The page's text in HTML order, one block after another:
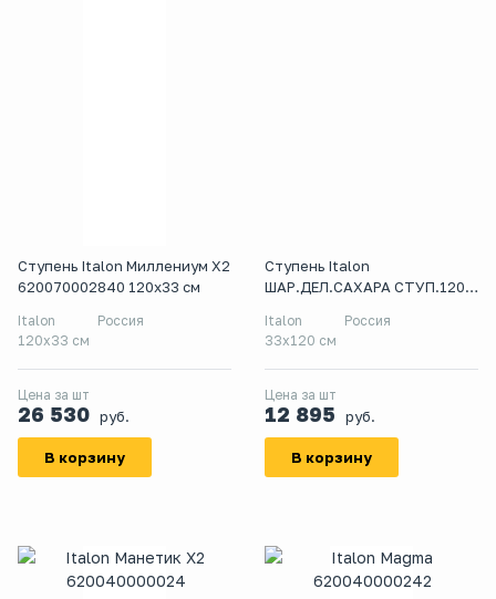
Ступень Italon Миллениум Х2
620070002840 120x33 см
Italon
Россия
120x33 см
Цена за шт
26 530 руб.
В корзину
Ступень Italon
ШАР.ДЕЛ.САХАРА СТУП.120
Italon
Россия
33x120 см
Цена за шт
12 895 руб.
В корзину